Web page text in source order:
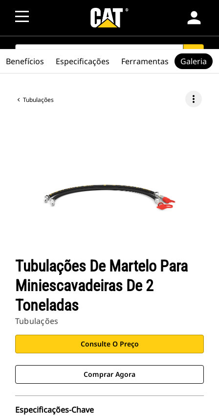
person
SEARCH search
Tubulações more_vert
Tubulações De Martelo Para
Miniescavadeiras De 2
Toneladas
Tubulações
Consulte O Preço
Comprar Agora
Especificações-Chave
Benefícios Especificações Ferramentas Galeria